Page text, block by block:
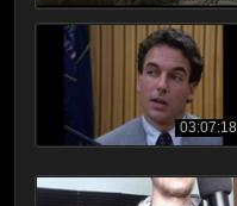
03:07:18